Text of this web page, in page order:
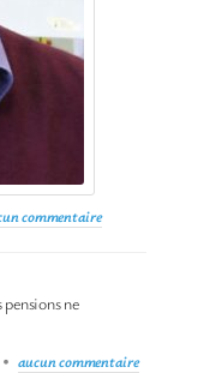
commentaire
pensions ne
aucun commentaire